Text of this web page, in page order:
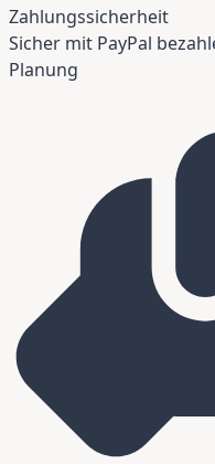
Zahlungssicherheit
Sicher mit PayPal
Planung